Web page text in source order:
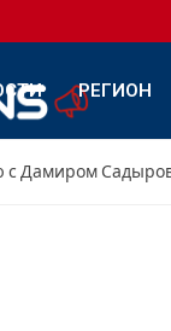
РЕГИОН